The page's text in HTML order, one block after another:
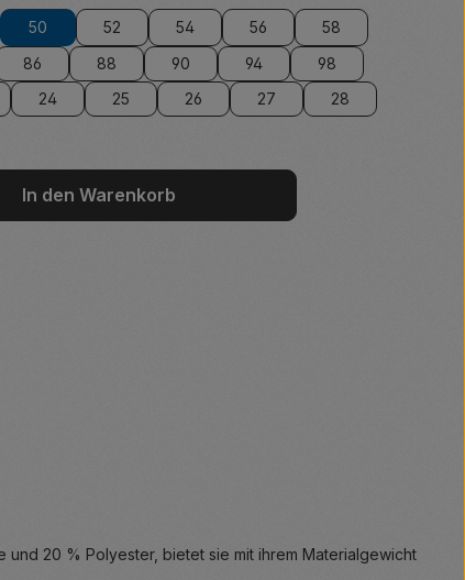
50 52 54 56
58
86 88 90 94
98
24 25 26 27
28
Wert ein oder benutze
In den Warenkorb
20 % Polyester, bietet sie mit ihrem Materialgewicht